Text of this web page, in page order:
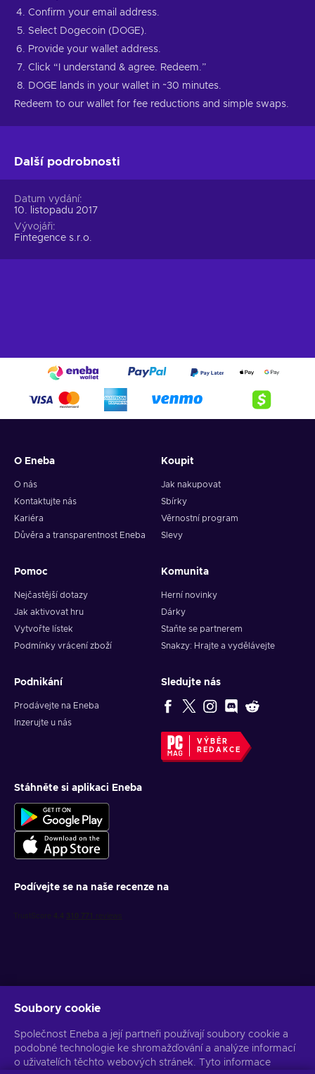
Confirm your email address.
Select Dogecoin (DOGE).
Provide your wallet address.
Click “I understand & agree. Redeem.”
DOGE lands in your wallet in ~30 minutes.
Redeem to our wallet for fee reductions and simple swaps.
Další podrobnosti
Datum vydání
10. listopadu 2017
Vývojáři
Fintegence s.r.o.
O Eneba
O nás
Kontaktujte nás
Kariéra
Důvěra a transparentnost Eneba
Koupit
Jak nakupovat
Sbírky
Věrnostní program
Slevy
Pomoc
Nejčastější dotazy
Jak aktivovat hru
Vytvořte lístek
Podmínky vrácení zboží
Komunita
Herní novinky
Dárky
Staňte se partnerem
Snakzy: Hrajte a vydělávejte
Podnikání
Prodávejte na Eneba
Inzerujte u nás
Sledujte nás
VÝBĚR
REDAKCE
Stáhněte si aplikaci Eneba
Podívejte se na naše recenze na
Získejte personalizované nabídky her
Předplatit
Z odběru se můžete kdykoli odhlásit. Více informací naleznete v
Soubory cookie
Společnost Eneba a její partneři používají soubory cookie a
podobné technologie ke shromažďování a analýze informací
o uživatelích těchto webových stránek. Tyto informace